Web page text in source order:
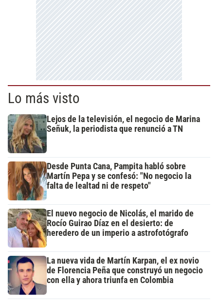
Lo más visto
Lejos de la televisión, el negocio de Marina
Señuk, la periodista que renunció a TN
Desde Punta Cana, Pampita habló sobre
Martín Pepa y se confesó: "No negocio la
falta de lealtad ni de respeto"
El nuevo negocio de Nicolás, el marido de
Rocío Guirao Díaz en el desierto: de
heredero de un imperio a astrofotógrafo
La nueva vida de Martín Karpan, el ex novio
de Florencia Peña que construyó un negocio
con ella y ahora triunfa en Colombia